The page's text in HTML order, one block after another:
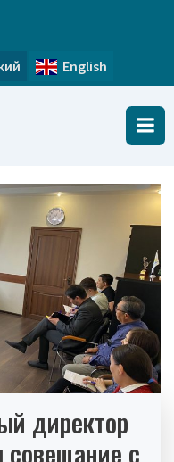
English
директор
совещание с